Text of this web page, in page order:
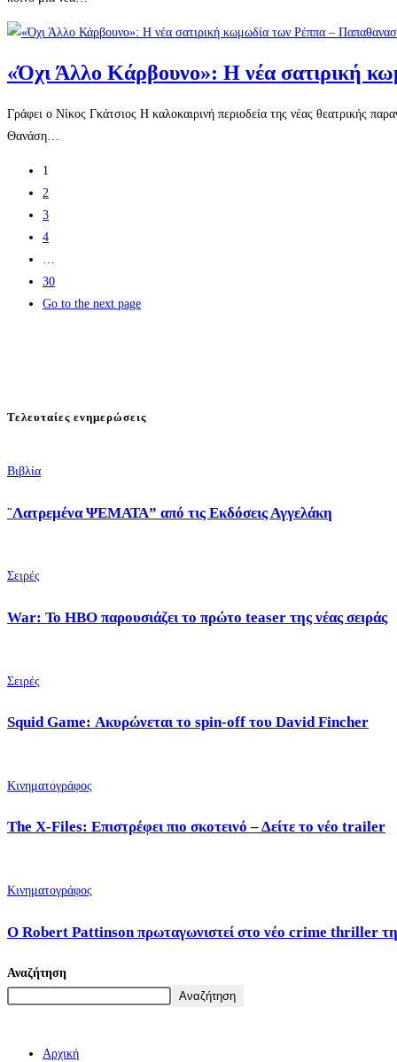
«Όχι Άλλο Κάρβουνο»: Η νέα σατιρική
Γράφει ο Νίκος Γκάτσιος Η καλοκαιρινή περιοδεία της νέας θεατρικής
Θανάση…
1
2
3
4
30
Go to the next page
Τελευταίες ενημερώσεις
Βιβλία
¨Λατρεμένα ΨΕΜΑΤΑ” από τις Εκδόσεις Αγγελάκη
Σειρές
War: Το HBO παρουσιάζει το πρώτο teaser της νέας σειράς
Σειρές
Squid Game: Ακυρώνεται το spin-off του David Fincher
Κινηματογράφος
The X-Files: Επιστρέφει πιο σκοτεινό – Δείτε το νέο trailer
Κινηματογράφος
Ο Robert Pattinson πρωταγωνιστεί στο νέο crime thriller
Αναζήτηση
Αναζήτηση
Αρχική